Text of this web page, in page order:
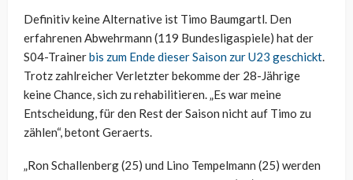
Definitiv keine Alternative ist Timo Baumgartl. Den
erfahrenen Abwehrmann (119 Bundesligaspiele) hat der
S04-Trainerbis zum Ende dieser Saison zur U23 geschickt.
Trotz zahlreicher Verletzter bekomme der 28-Jährige
keine Chance, sich zu rehabilitieren. „Es war meine
Entscheidung, für den Rest der Saison nicht auf Timo zu
zählen“, betont Geraerts.
„Ron Schallenberg (25) und Lino Tempelmann (25) werden